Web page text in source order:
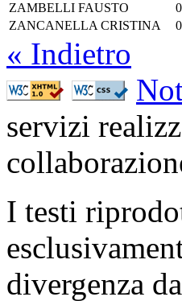
ZAMBELLI FAUSTO
0
ZANCANELLA CRISTINA
0
« Indietro
servizi
I testi
divergenza